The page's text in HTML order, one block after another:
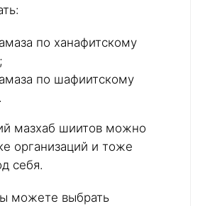
по ханафитскому
по шафиитскому
мазхаб шиитов можно
организаций и тоже
себя.
можете выбрать